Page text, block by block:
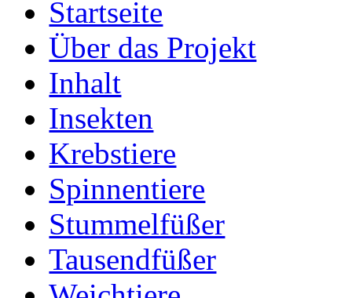
Startseite
Über das Projekt
Inhalt
Insekten
Krebstiere
Spinnentiere
Stummelfüßer
Tausendfüßer